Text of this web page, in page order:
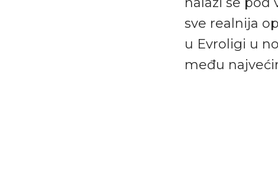
sve realnija
u Evroligi u
među